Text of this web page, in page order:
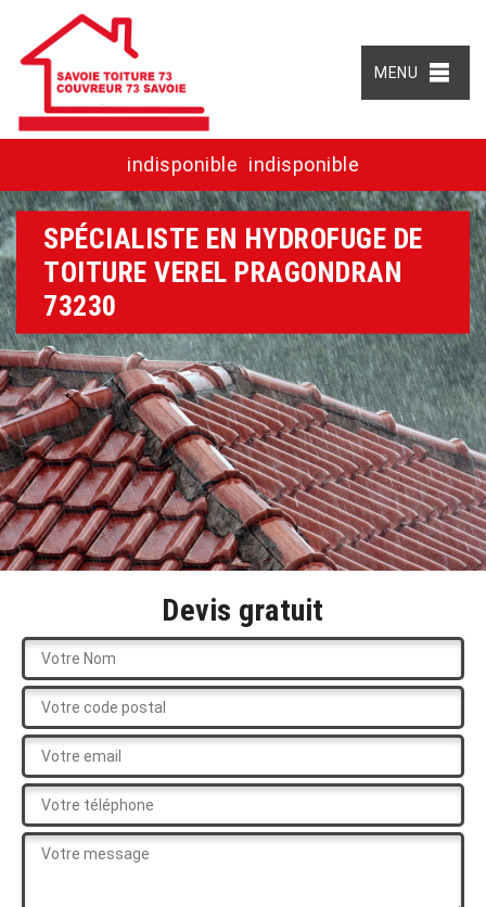
MENU
indisponible indisponible
SPÉCIALISTE EN HYDROFUGE DE
TOITURE VEREL PRAGONDRAN
73230
Devis gratuit